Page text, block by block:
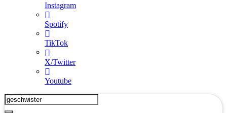
Instagram
Spotify
TikTok
X/Twitter
Youtube